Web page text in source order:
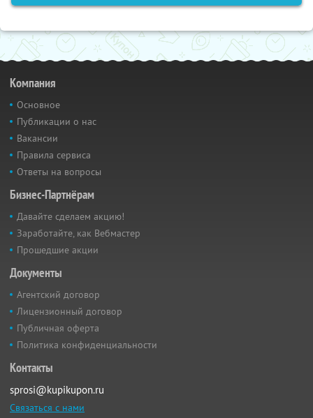
Компания
Основное
Публикации о нас
Вакансии
Правила сервиса
Ответы на вопросы
Бизнес-Партнёрам
Давайте сделаем акцию!
Заработайте, как Вебмастер
Прошедшие акции
Документы
Агентский договор
Лицензионный договор
Публичная оферта
Политика конфиденциальности
Контакты
sprosi@kupikupon.ru
Связаться с нами